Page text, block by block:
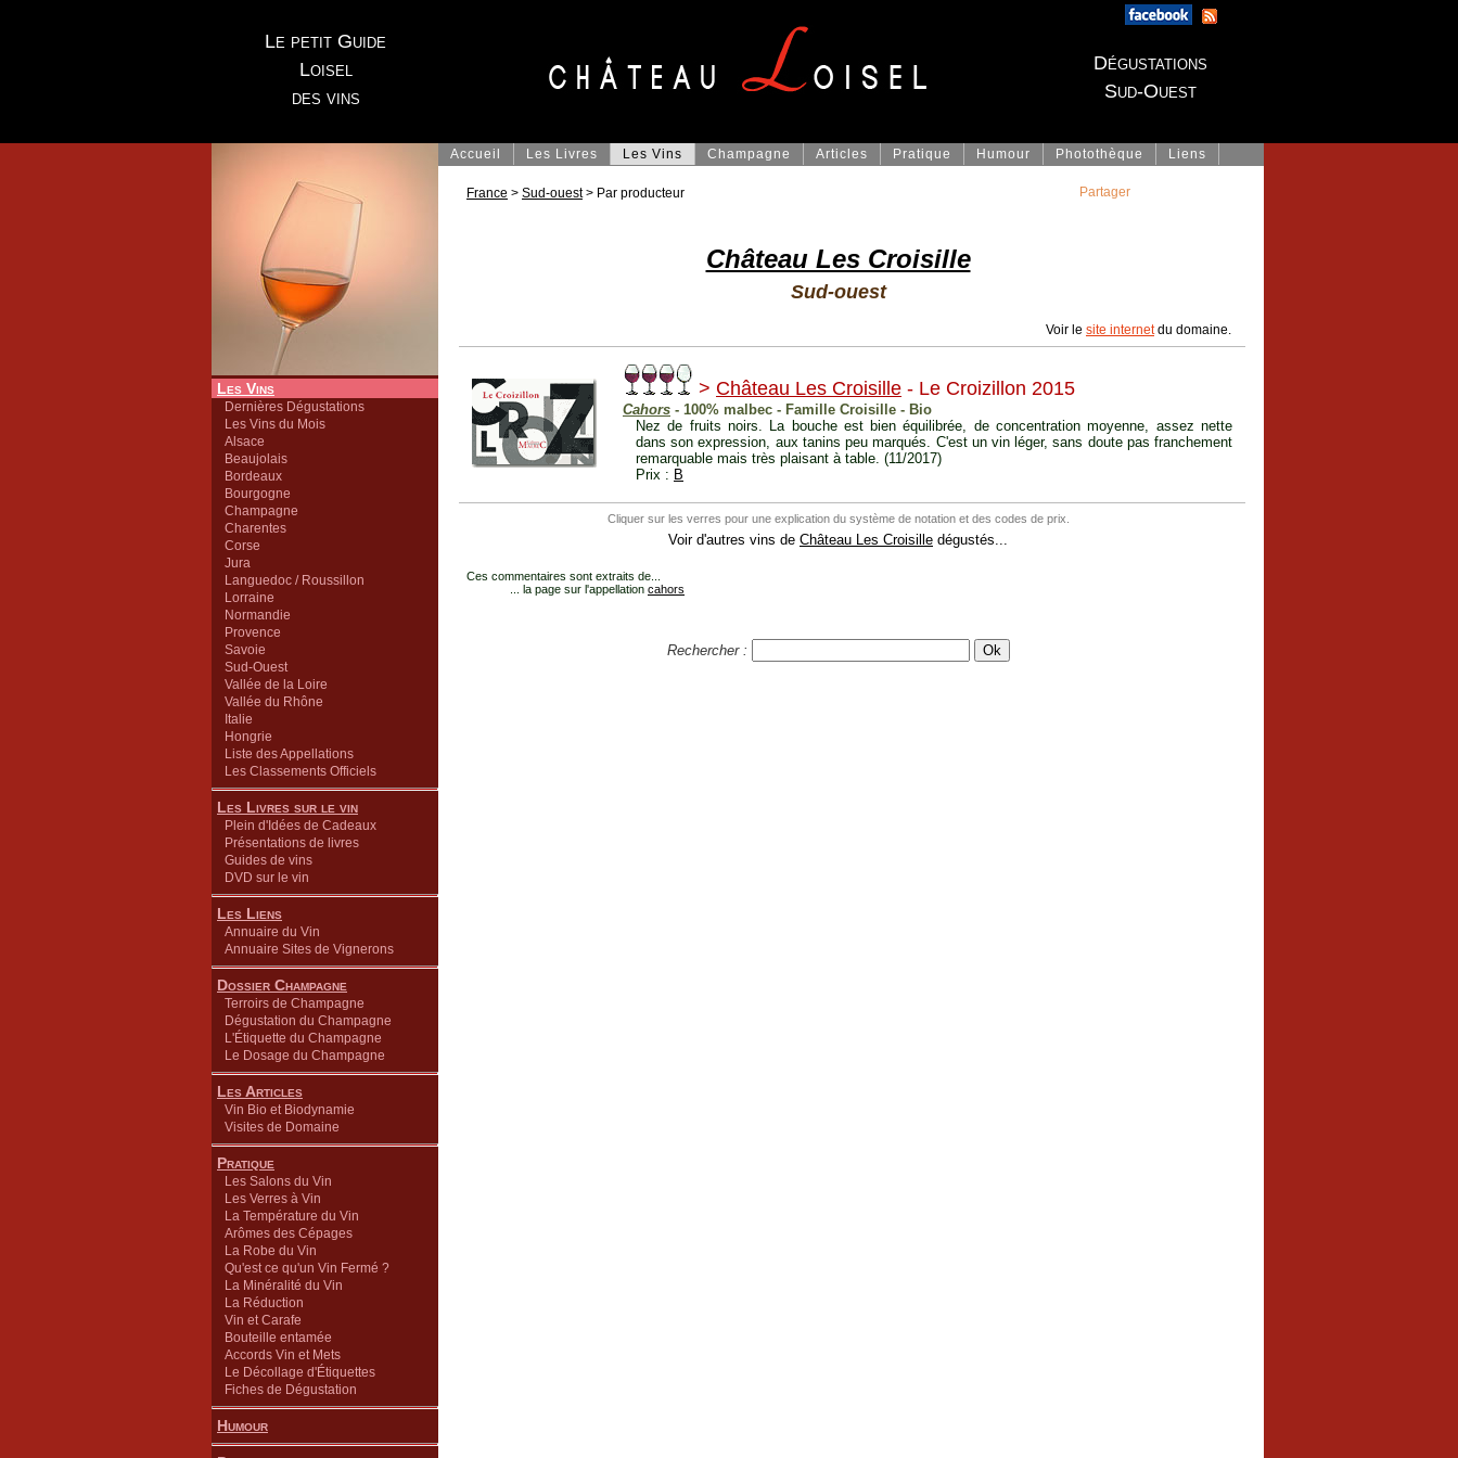
Le petit Guide
Loisel
des vins
Dégustations
Sud-Ouest
Les Vins
Dernières Dégustations
Les Vins du Mois
Alsace
Beaujolais
Bordeaux
Bourgogne
Champagne
Charentes
Corse
Jura
Languedoc / Roussillon
Lorraine
Normandie
Provence
Savoie
Sud-Ouest
Vallée de la Loire
Vallée du Rhône
Italie
Hongrie
Liste des Appellations
Les Classements Officiels
Les Livres sur le vin
Plein d'Idées de Cadeaux
Présentations de livres
Guides de vins
DVD sur le vin
Les Liens
Annuaire du Vin
Annuaire Sites de Vignerons
Dossier Champagne
Terroirs de Champagne
Dégustation du Champagne
L'Étiquette du Champagne
Le Dosage du Champagne
Les Articles
Vin Bio et Biodynamie
Visites de Domaine
Pratique
Les Salons du Vin
Les Verres à Vin
La Température du Vin
Arômes des Cépages
La Robe du Vin
Qu'est ce qu'un Vin Fermé ?
La Minéralité du Vin
La Réduction
Vin et Carafe
Bouteille entamée
Accords Vin et Mets
Le Décollage d'Étiquettes
Fiches de Dégustation
Humour
Accueil Les Livres Les Vins Champagne Articles Pratique Humour Photothèque Liens
France > Sud-ouest> Par producteur
Château Les Croisille
Sud-ouest
Voir le site internetdu domaine.
> Château Les Croisille - Le Croizillon 2015
Cahors - 100% malbec - Famille Croisille - Bio
Nez de fruits noirs. La bouche est bien équilibrée, de concentration moyenne, assez nette
dans son expression, aux tanins peu marqués. C'est un vin léger, sans doute pas franchement
remarquable mais très plaisant à table. (11/2017)
Prix : B
Cliquer sur les verres pour une explication du système de notation et des codes de prix.
Voir d'autres vins de Château Les Croisille dégustés...
Ces commentaires sont extraits de...
... la page sur l'appellation cahors
Rechercher :
Partager